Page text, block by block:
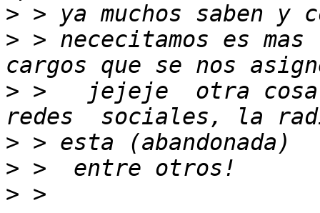
>
> > nececitamos es
> >   jejeje  otra cosa
>
>
>